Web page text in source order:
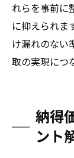
れらを事前に
に抑えられま
け漏れのない
取の実現につ
納得
ント